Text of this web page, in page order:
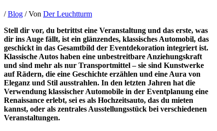
/Blog / Von Der Leuchtturm
Stell dir vor, du betrittst eine Veranstaltung und das erste, was
dir ins Auge fällt, ist ein glänzendes, klassisches Automobil, das
geschickt in das Gesamtbild der Eventdekoration integriert ist.
Klassische Autos haben eine unbestreitbare Anziehungskraft
und sind mehr als nur Transportmittel – sie sind Kunstwerke
auf Rädern, die eine Geschichte erzählen und eine Aura von
Eleganz und Stil ausstrahlen. In den letzten Jahren hat die
Verwendung klassischer Automobile in der Eventplanung eine
Renaissance erlebt, sei es als Hochzeitsauto, das du mieten
kannst, oder als zentrales Ausstellungsstück bei verschiedenen
Veranstaltungen.